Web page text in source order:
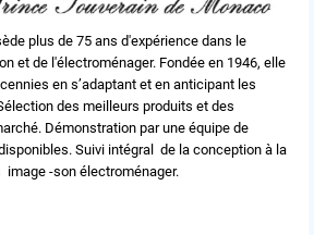
plus de 75 ans d'expérience dans le
et de l'électroménager. Fondée en 1946, elle
en s’adaptant et en anticipant les
des meilleurs produits et des
Démonstration par une équipe de
Suivi intégral de la conception à la
-son électroménager.